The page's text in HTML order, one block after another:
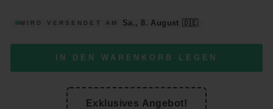
WIRD VERSENDET AM Sa., 8. August 🇩🇪
IN DEN WARENKORB LEGEN
Exklusives Angebot!